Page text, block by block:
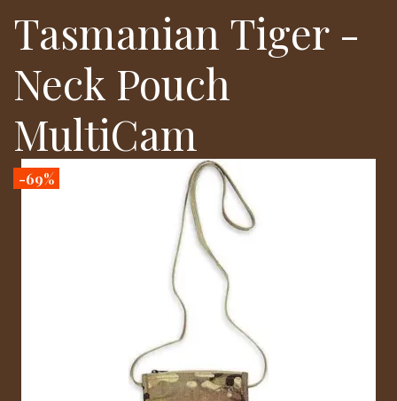
Tasmanian Tiger -
Neck Pouch
MultiCam
-69%